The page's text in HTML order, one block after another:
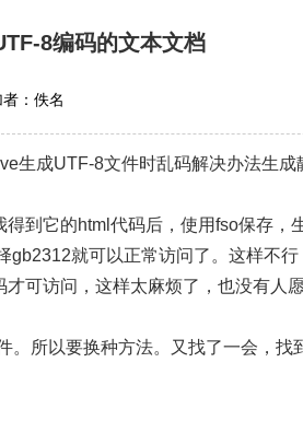
8编码的文本文档
：佚名
生成UTF-8文件时乱码解决办法生成
到它的html代码后， 使用fso保存，
gb2312就可以正常访问了。这样不
可访问，这样太麻烦了，也没有人
。所以要换种方法。
又找了一会，找